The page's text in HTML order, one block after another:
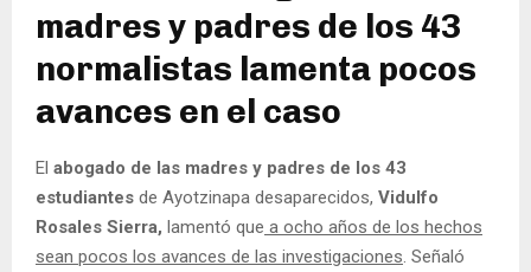
madres y padres de los 43
normalistas lamenta pocos
avances en el caso
El abogado de las madres y padres de los 43
estudiantes de Ayotzinapa desaparecidos, Vidulfo
Rosales Sierra, lamentó que a ocho años de los hechos
sean pocos los avances de las investigaciones. Señaló